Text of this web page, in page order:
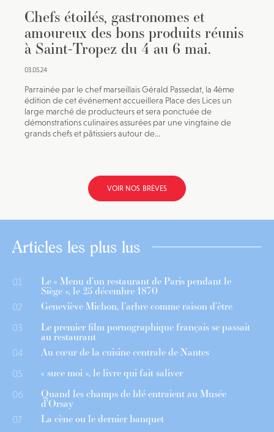
Chefs étoilés, gastronomes et
amoureux des bons produits réunis
à Saint-Tropez du 4 au 6 mai.
03.05.24
Parrainée par le chef marseillais Gérald Passedat, la 4ème
édition de cet événement accueillera Place des Lices un
large marché de producteurs et sera ponctuée de
démonstrations culinaires assurées par une vingtaine de
grands chefs et pâtissiers autour de...
VOIR NOS BRÈVES
Articles les plus lus
01 Le « Menu d’un restaurant de Paris pendant le
Siège », le 25 décembre 1870
02 Geneviève Michon, l’arbre comme raison d’être
03 Le premier film pornographique français se passait
au restaurant
04 Au cœur de la cuisine centrale de Nantes
05 « suce moi », le livre qui fait saliver
06 Quand les champs de blé entraient au Musée
d’Orsay
07 La cène ou le dernier banquet